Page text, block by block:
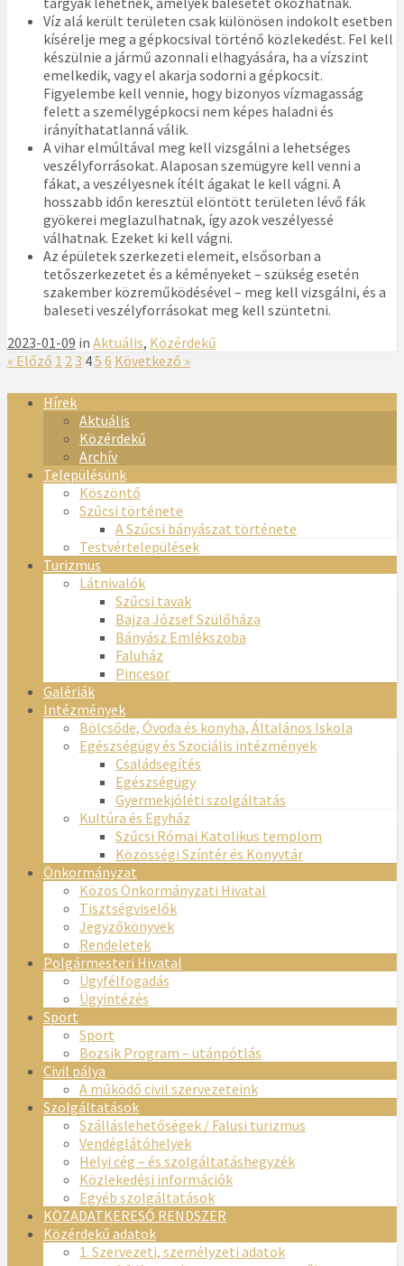
Víz alá került területen csak különösen indokolt esetben
kísérelje meg a gépkocsival történő közlekedést. Fel kell
készülnie a jármű azonnali elhagyására, ha a vízszint
emelkedik, vagy el akarja sodorni a gépkocsit.
Figyelembe kell vennie, hogy bizonyos vízmagasság
felett a személygépkocsi nem képes haladni és
irányíthatatlanná válik.
A vihar elmúltával meg kell vizsgálni a lehetséges
veszélyforrásokat. Alaposan szemügyre kell venni a
fákat, a veszélyesnek ítélt ágakat le kell vágni. A
hosszabb időn keresztül elöntött területen lévő fák
gyökerei meglazulhatnak, így azok veszélyessé
válhatnak. Ezeket ki kell vágni.
Az épületek szerkezeti elemeit, elsősorban a
tetőszerkezetet és a kéményeket – szükség esetén
szakember közreműködésével – meg kell vizsgálni, és a
baleseti veszélyforrásokat meg kell szüntetni.
2023-01-09 in Aktuális, Közérdekű
« Előző 1 2 3 45 6 Következő »
Hírek
Aktuális
Közérdekű
Archív
Településünk
Köszöntő
Szűcsi története
A Szűcsi bányászat története
Testvértelepülések
Turizmus
Látnivalók
Szűcsi tavak
Bajza József Szülőháza
Bányász Emlékszoba
Faluház
Pincesor
Galériák
Intézmények
Bölcsőde, Óvoda és konyha, Általános Iskola
Egészségügy és Szociális intézmények
Családsegítés
Egészségügy
Gyermekjóléti szolgáltatás
Kultúra és Egyház
Szűcsi Római Katolikus templom
Közösségi Színtér és Könyvtár
Önkormányzat
Közös Önkormányzati Hivatal
Tisztségviselők
Jegyzőkönyvek
Rendeletek
Polgármesteri Hivatal
Ügyfélfogadás
Ügyintézés
Sport
Sport
Bozsik Program – utánpótlás
Civil pálya
A működő civil szervezeteink
Szolgáltatások
Szálláslehetőségek / Falusi turizmus
Vendéglátóhelyek
Helyi cég – és szolgáltatáshegyzék
Közlekedési információk
Egyéb szolgáltatások
KÖZADATKERESŐ RENDSZER
Közérdekű adatok
1. Szervezeti, személyzeti adatok